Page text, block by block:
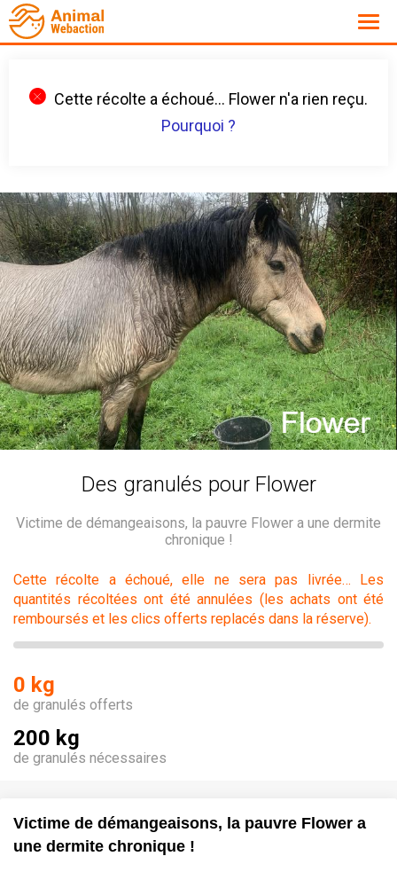
Cette récolte a échoué... Flower n'a rien reçu.
Pourquoi ?
Des granulés pour Flower
Victime de démangeaisons, la pauvre Flower a une dermite
chronique !
Cette récolte a échoué, elle ne sera pas livrée… Les
quantités récoltées ont été annulées (les achats ont été
remboursés et les clics offerts replacés dans la réserve).
0 kg
de granulés offerts
200 kg
de granulés nécessaires
Victime de démangeaisons, la pauvre Flower a
une dermite chronique !